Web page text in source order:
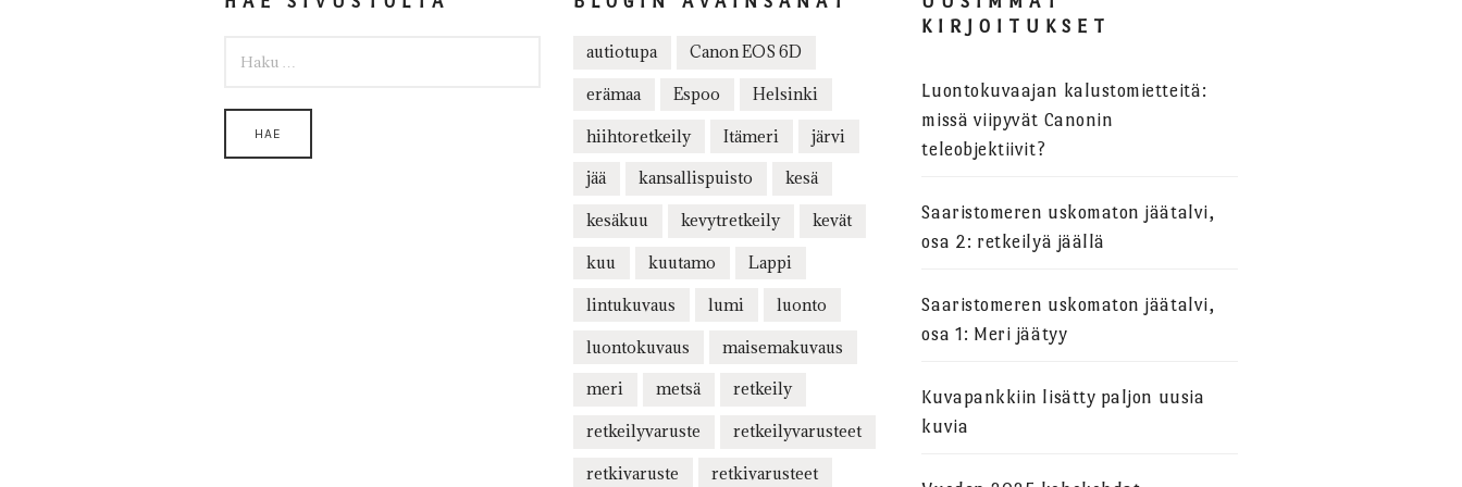
autiotupa Canon EOS 6D
erämaa Espoo Helsinki
hiihtoretkeily Itämeri järvi
jää kansallispuisto kesä
kesäkuu kevytretkeily kevät
kuu kuutamo Lappi
lintukuvaus lumi luonto
luontokuvaus maisemakuvaus
meri metsä retkeily
retkeilyvaruste retkeilyvarusteet
retkivaruste retkivarusteet
KIRJOITUKSET
Luontokuvaajan kalustomietteitä:
missä viipyvät Canonin
teleobjektiivit?
Saaristomeren uskomaton jäätalvi,
osa 2: retkeilyä jäällä
Saaristomeren uskomaton jäätalvi,
osa 1: Meri jäätyy
Kuvapankkiin lisätty paljon uusia
kuvia